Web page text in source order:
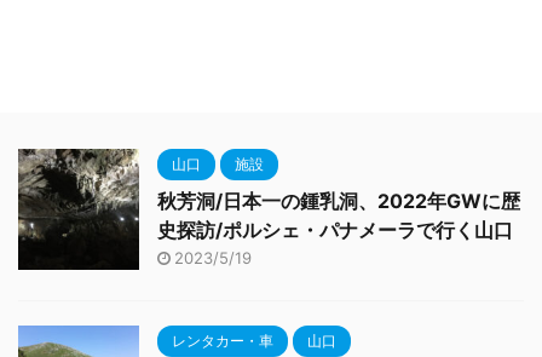
山口 施設
秋芳洞/日本一の鍾乳洞、2022年GWに歴
史探訪/ポルシェ・パナメーラで行く山口
2023/5/19
レンタカー・車 山口